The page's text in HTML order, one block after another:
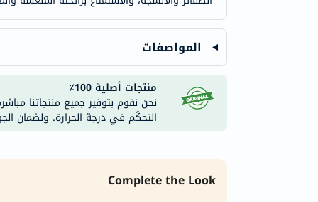
المواصفات
منتجات أصلية 100٪
نحن نقوم بتوفير جميع منتجاتنا
التحكّم في درجة الحرارة. ولضمان
Complete the Look